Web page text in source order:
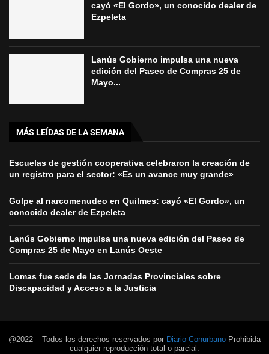
cayó «El Gordo», un conocido dealer de
Ezpeleta
Lanús Gobierno impulsa una nueva
edición del Paseo de Compras 25 de
Mayo...
MÁS LEÍDAS DE LA SEMANA
Escuelas de gestión cooperativa celebraron la creación de
un registro para el sector: «Es un avance muy grande»
Golpe al narcomenudeo en Quilmes: cayó «El Gordo», un
conocido dealer de Ezpeleta
Lanús Gobierno impulsa una nueva edición del Paseo de
Compras 25 de Mayo en Lanús Oeste
Lomas fue sede de las Jornadas Provinciales sobre
Discapacidad y Acceso a la Justicia
@2022 – Todos los derechos reservados por Diario Conurbano Prohibida
cualquier reproducción total o parcial.